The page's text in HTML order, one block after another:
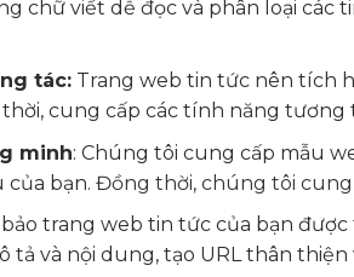
chữ viết dễ đọc và phân loại
tác:Trang web tin tức nên tích
cung cấp các tính năng
minh: Chúng tôi cung cấp mẫu
bạn. Đồng thời, chúng tôi
trang web tin tức của bạn
và nội dung, tạo URL thân